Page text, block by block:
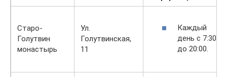
Старо-
Голутвин
монастырь
Ул.
Голутвинская,
11
Каждый
день с 7:30
до 20:00.